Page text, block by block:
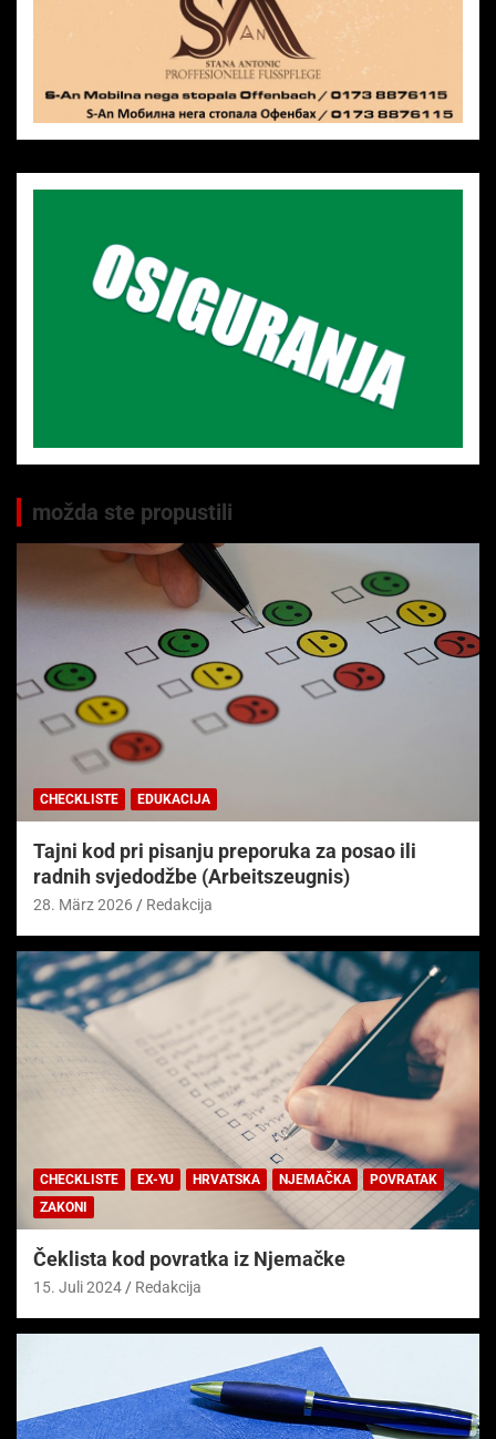
možda ste propustili
CHECKLISTE EDUKACIJA
Tajni kod pri pisanju preporuka za posao ili
radnih svjedodžbe (Arbeitszeugnis)
28. März 2026 Redakcija
CHECKLISTE EX-YU HRVATSKA NJEMAČKA
POVRATAK
ZAKONI
Čeklista kod povratka iz Njemačke
15. Juli 2024 Redakcija